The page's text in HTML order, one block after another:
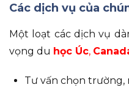
Các dịch vụ của
Một loạt các dịch vụ
vọng du học Úc,
Tư vấn chọn